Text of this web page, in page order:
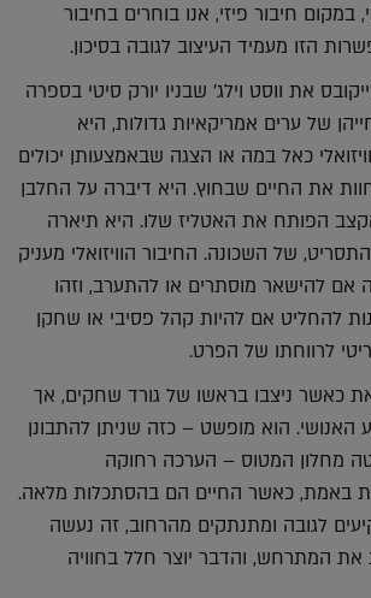
במקום חיבור פיזי, אנו בוחרים בחיבור
הזו מעמיד העיצוב לגובה בסיכון.
את ווסט וילג׳ שבניו יורק סיטי בספרה
מותן וחייהן של ערים אמריקאיות גדולות, היא
כאל במה או הצגה שבאמצעותן יכולים
את החיים שבחוץ. היא דיברה על החלבן
הפותח את האטליז שלו. היא תיארה
של השכונה. החיבור הוויזואלי מעניק
אם להישאר מוסתרים או להתערב, וזהו
להחליט אם להיות קהל פסיבי או שחקן
לרווחתו של הפרט.
כאשר ניצבו בראשו של גורד שחקים, אך
האנושי. הוא מופשט – כזה שניתן להתבונן
מחלון המטוס – הערכה רחוקה
באמת, כאשר החיים הם בהסתכלות מלאה.
לגובה ומתנתקים מהרחוב, זה נעשה
המתרחש, והדבר יוצר חלל בחוויה